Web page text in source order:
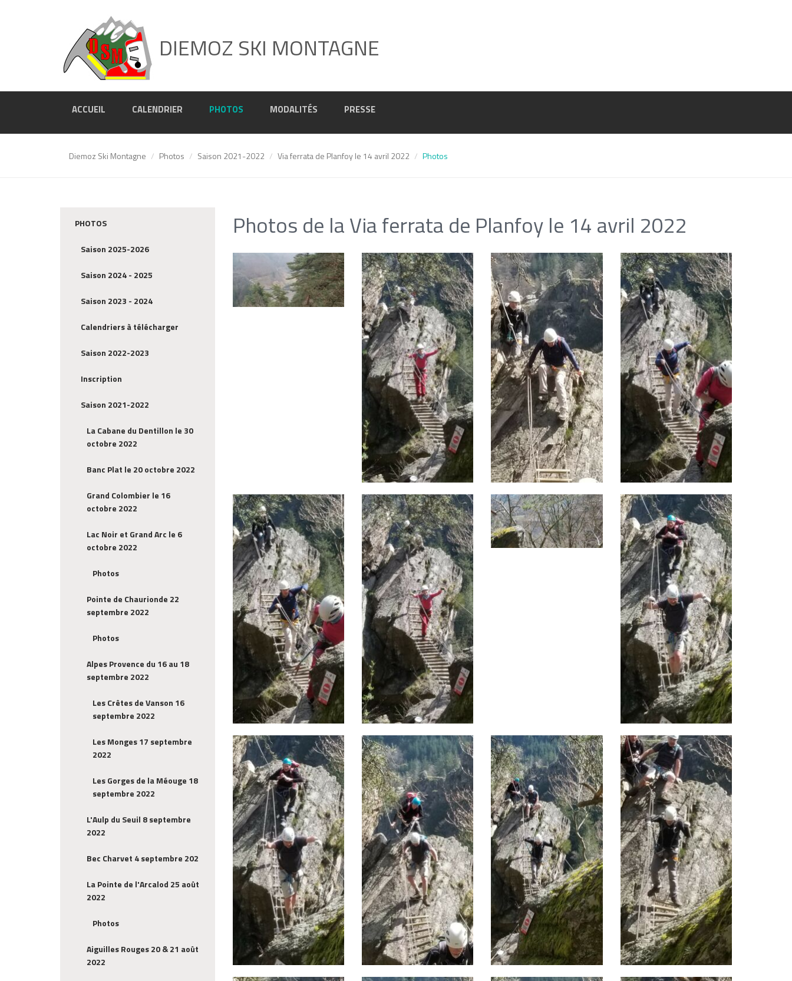
DIEMOZ SKI MONTAGNE
ACCUEIL CALENDRIER PHOTOS MODALITÉS PRESSE
Diemoz Ski Montagne Photos Saison 2021-2022 Via ferrata de Planfoy le 14 avril 2022 Photos
PHOTOS
Saison 2025-2026
Saison 2024 - 2025
Saison 2023 - 2024
Calendriers à télécharger
Saison 2022-2023
Inscription
Saison 2021-2022
La Cabane du Dentillon le 30
octobre 2022
Banc Plat le 20 octobre 2022
Grand Colombier le 16
octobre 2022
Lac Noir et Grand Arc le 6
octobre 2022
Photos
Pointe de Chaurionde 22
septembre 2022
Photos
Alpes Provence du 16 au 18
septembre 2022
Les Crêtes de Vanson 16
septembre 2022
Les Monges 17 septembre
2022
Les Gorges de la Méouge 18
septembre 2022
L'Aulp du Seuil 8 septembre
2022
Bec Charvet 4 septembre 202
La Pointe de l'Arcalod 25 août
2022
Photos
Aiguilles Rouges 20 & 21 août
2022
Photos de la Via ferrata de Planfoy le 14 avril 2022